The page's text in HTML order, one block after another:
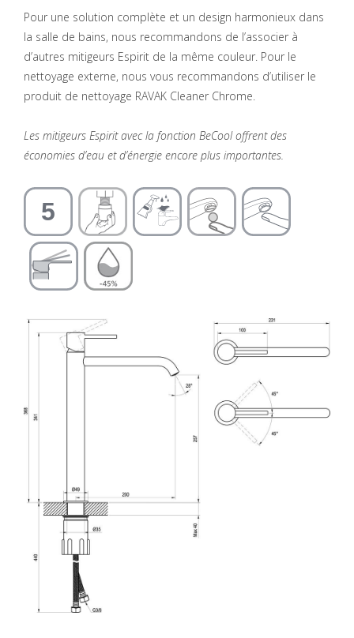
Pour une solution complète et un design harmonieux dans
la salle de bains, nous recommandons de l’associer à
d’autres mitigeurs Espirit de la même couleur. Pour le
nettoyage externe, nous vous recommandons d’utiliser le
produit de nettoyage RAVAK Cleaner Chrome.
Les mitigeurs Espirit avec la fonction BeCool offrent des
économies d’eau et d’énergie encore plus importantes.